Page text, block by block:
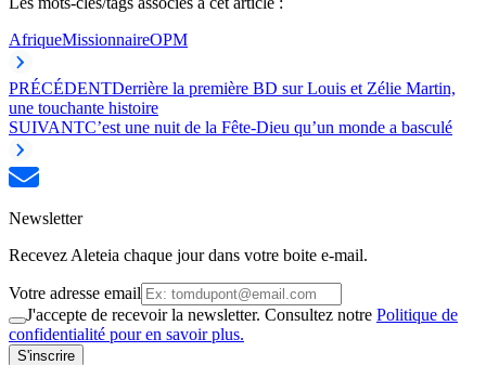
AfriqueMissionnaireOPM
PRÉCÉDENTDerrière la première BD sur Louis et Zélie Martin,
une touchante histoire
SUIVANTC’est une nuit de la Fête-Dieu qu’un monde a basculé
Newsletter
Recevez Aleteia chaque jour dans votre boite e-mail.
Votre adresse email
J'accepte de recevoir la newsletter. Consultez notre Politique de
confidentialité pour en savoir plus.
S'inscrire